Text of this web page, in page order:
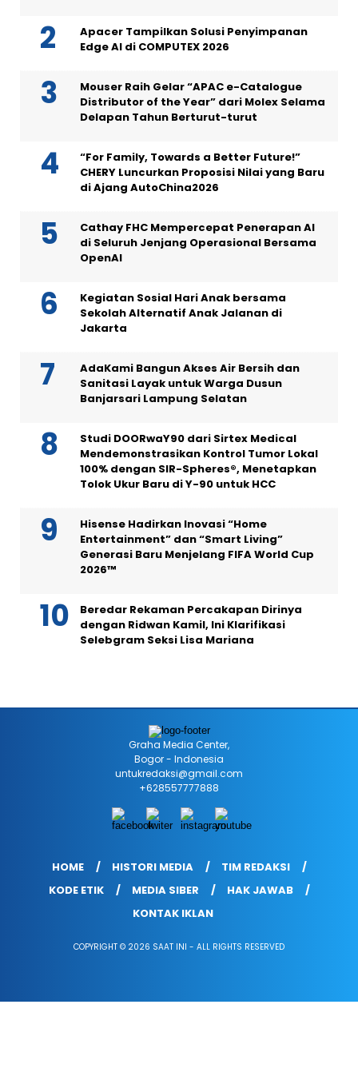
Apacer Tampilkan Solusi Penyimpanan
Edge AI di COMPUTEX 2026
Mouser Raih Gelar “APAC e-Catalogue
Distributor of the Year” dari Molex Selama
Delapan Tahun Berturut-turut
“For Family, Towards a Better Future!”
CHERY Luncurkan Proposisi Nilai yang Baru
di Ajang AutoChina2026
Cathay FHC Mempercepat Penerapan AI
di Seluruh Jenjang Operasional Bersama
OpenAI
Kegiatan Sosial Hari Anak bersama
Sekolah Alternatif Anak Jalanan di
Jakarta
AdaKami Bangun Akses Air Bersih dan
Sanitasi Layak untuk Warga Dusun
Banjarsari Lampung Selatan
Studi DOORwaY90 dari Sirtex Medical
Mendemonstrasikan Kontrol Tumor Lokal
100% dengan SIR-Spheres®, Menetapkan
Tolok Ukur Baru di Y-90 untuk HCC
Hisense Hadirkan Inovasi “Home
Entertainment” dan “Smart Living”
Generasi Baru Menjelang FIFA World Cup
2026™
Beredar Rekaman Percakapan Dirinya
dengan Ridwan Kamil, Ini Klarifikasi
Selebgram Seksi Lisa Mariana
Graha Media Center,
Bogor - Indonesia
untukredaksi@gmail.com
+628557777888
HOME HISTORI MEDIA
TIM REDAKSI
KODE ETIK
MEDIA SIBER
HAK JAWAB
KONTAK IKLAN
COPYRIGHT © 2026 SAAT INI - ALL RIGHTS RESERVED